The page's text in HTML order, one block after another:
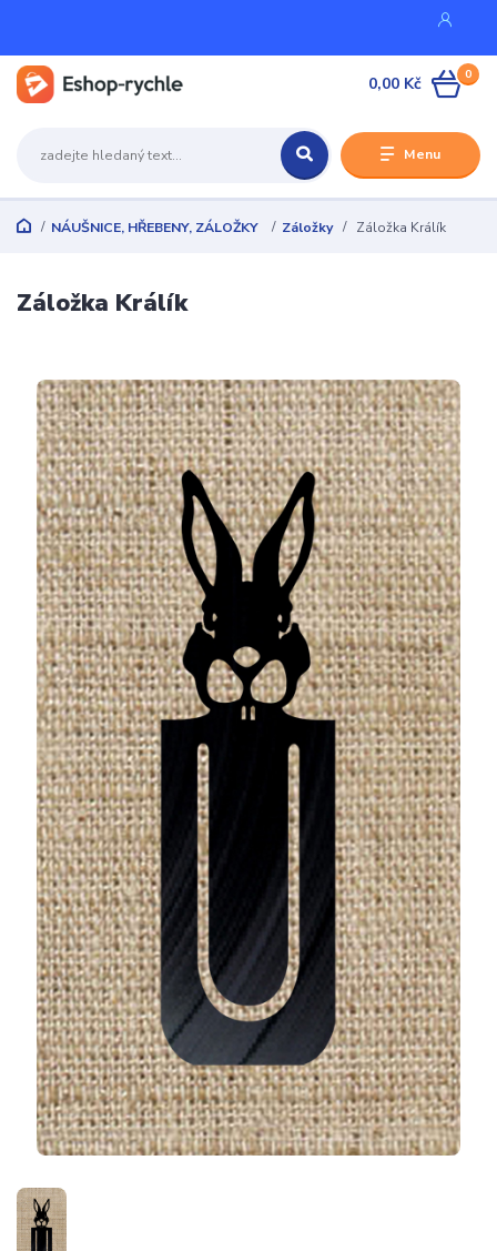
Menu
0
0,00 Kč
NÁUŠNICE, HŘEBENY, ZÁLOŽKY Záložky Záložka Králík
Záložka Králík